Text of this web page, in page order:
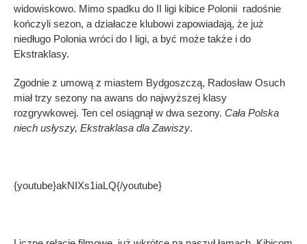
widowiskowo. Mimo spadku do II ligi kibice Polonii radośnie
kończyli sezon, a działacze klubowi zapowiadają, że już
niedługo Polonia wróci do I ligi, a być może także i do
Ekstraklasy.
Zgodnie z umową z miastem Bydgoszczą, Radosław Osuch
miał trzy sezony na awans do najwyższej klasy
rozgrywkowej. Ten cel osiągnął w dwa sezony. Cała Polska
niech usłyszy, Ekstraklasa dla Zawiszy.
{youtube}akNIXs1iaLQ{/youtube}